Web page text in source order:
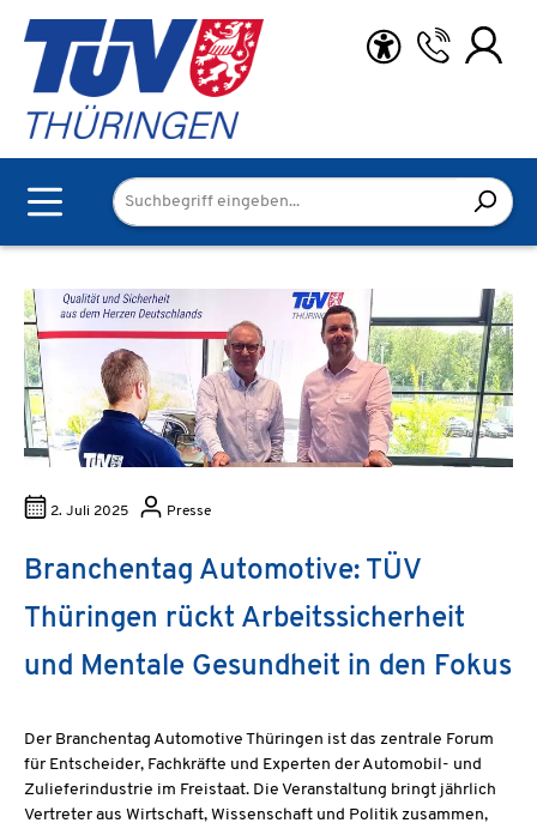
Zum Hauptinhalt springen
2. Juli 2025 Presse
Branchentag Automotive: TÜV
Thüringen rückt Arbeitssicherheit
und Mentale Gesundheit in den Fokus
Der Branchentag Automotive Thüringen ist das zentrale Forum
für Entscheider, Fachkräfte und Experten der Automobil- und
Zulieferindustrie im Freistaat. Die Veranstaltung bringt jährlich
Vertreter aus Wirtschaft, Wissenschaft und Politik zusammen,